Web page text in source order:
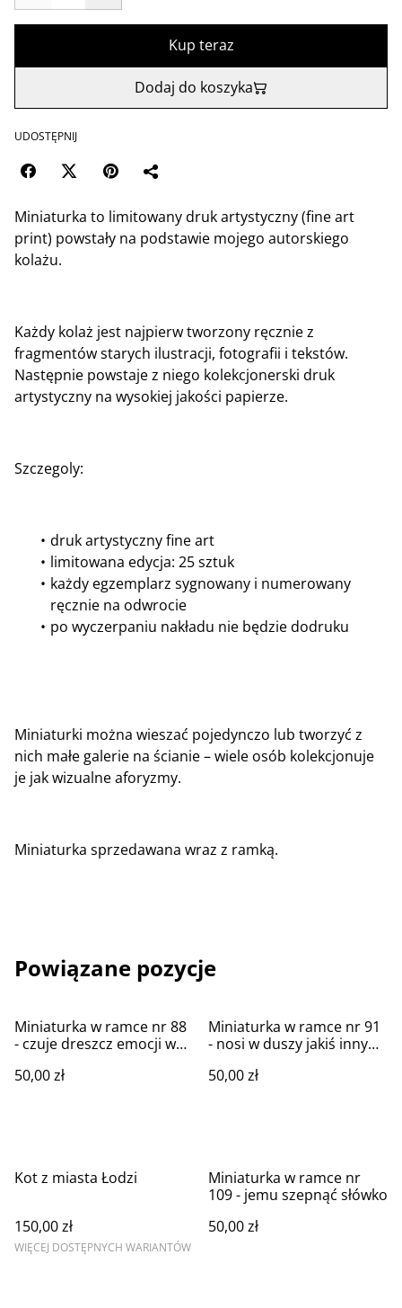
Kup teraz
Dodaj do koszyka
UDOSTĘPNIJ
Miniaturka to limitowany druk artystyczny (fine art
print) powstały na podstawie mojego autorskiego
kolażu.
Każdy kolaż jest najpierw tworzony ręcznie z
fragmentów starych ilustracji, fotografii i tekstów.
Następnie powstaje z niego kolekcjonerski druk
artystyczny na wysokiej jakości papierze.
Szczegoly:
druk artystyczny fine art
limitowana edycja: 25 sztuk
każdy egzemplarz sygnowany i numerowany
ręcznie na odwrocie
po wyczerpaniu nakładu nie będzie dodruku
Miniaturki można wieszać pojedynczo lub tworzyć z
nich małe galerie na ścianie – wiele osób kolekcjonuje
je jak wizualne aforyzmy.
Miniaturka sprzedawana wraz z ramką.
Powiązane pozycje
Miniaturka w ramce nr 88
- czuje dreszcz emocji w
50,00 zł
Miniaturka w ramce nr 91
- nosi w duszy jakiś inny
50,00 zł
Kot z miasta Łodzi
150,00 zł
WIĘCEJ DOSTĘPNYCH WARIANTÓW
Miniaturka w ramce nr
109 - jemu szepnąć słówko
50,00 zł